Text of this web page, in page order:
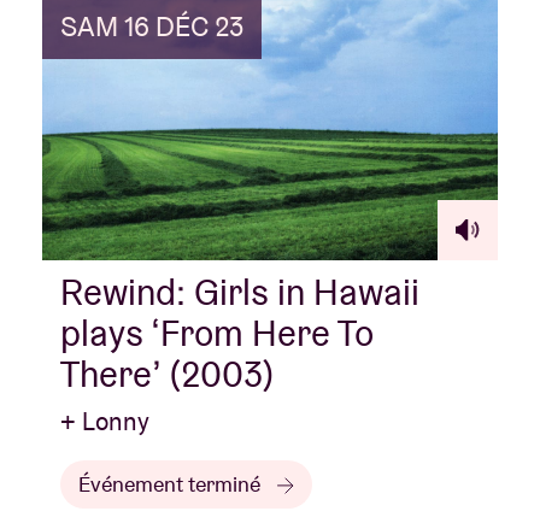
SAM 16 DÉC 23
Rewind: Girls in Hawaii
plays ‘From Here To
There’ (2003)
+ Lonny
Événement terminé